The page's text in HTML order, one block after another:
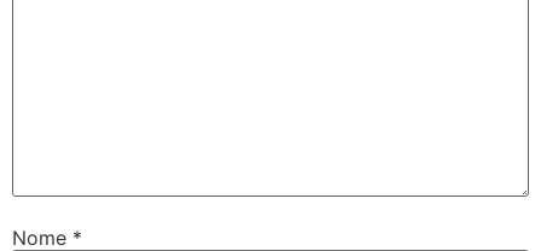
Nome *